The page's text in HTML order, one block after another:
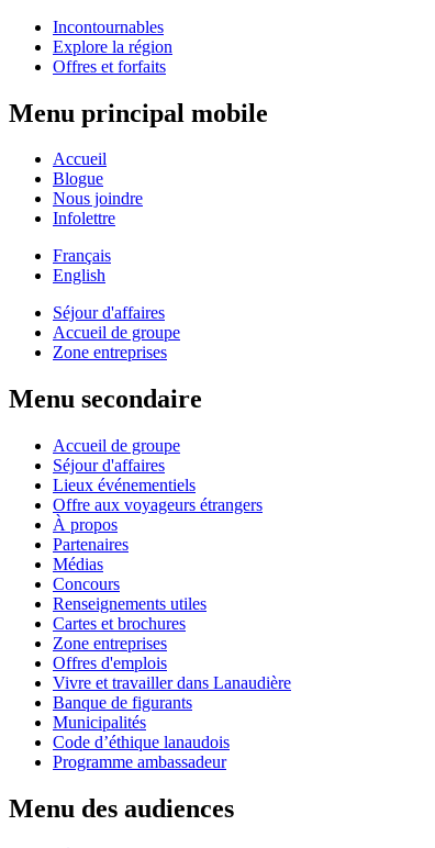
Incontournables
Explore la région
Offres et forfaits
Menu principal mobile
Accueil
Blogue
Nous joindre
Infolettre
Français
English
Séjour d'affaires
Accueil de groupe
Zone entreprises
Menu secondaire
Accueil de groupe
Séjour d'affaires
Lieux événementiels
Offre aux voyageurs étrangers
À propos
Partenaires
Médias
Concours
Renseignements utiles
Cartes et brochures
Zone entreprises
Offres d'emplois
Vivre et travailler dans Lanaudière
Banque de figurants
Municipalités
Code d’éthique lanaudois
Programme ambassadeur
Menu des audiences